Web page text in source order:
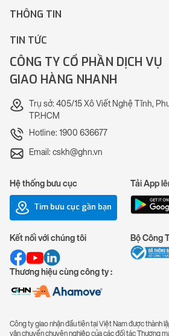
THÔNG TIN
TIN TỨC
CÔNG TY CỔ PHẦN DỊCH VỤ
GIAO HÀNG NHANH
Trụ sở: 405/15 Xô Viết Nghệ Tĩnh,
TP.HCM
Hotline: 1900 636677
Email: cskh@ghn.vn
Hệ thống bưu cục
Tìm bưu cục gần bạn
Tải App
Kết nối với chúng tôi
Thương hiệu cùng công ty :
Bộ Công
Công ty giao nhận đầu tiên tại Việt Nam được thành
vận chuyển chuyên nghiệp của các đối tác Thương